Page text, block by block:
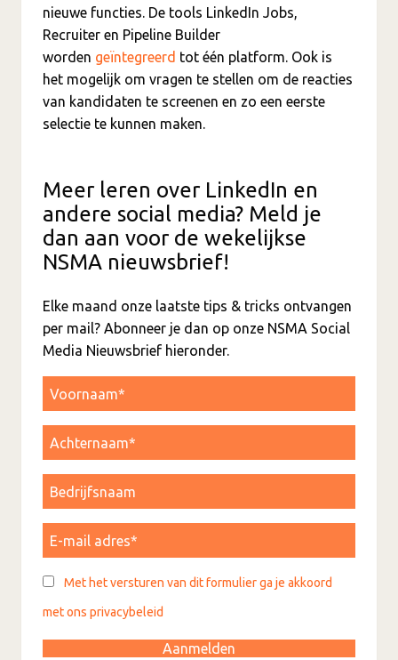
nieuwe functies. De tools LinkedIn Jobs,
Recruiter en Pipeline Builder
worden geïntegreerd tot één platform. Ook is
het mogelijk om vragen te stellen om de reacties
van kandidaten te screenen en zo een eerste
selectie te kunnen maken.
Meer leren over LinkedIn en
andere social media? Meld je
dan aan voor de wekelijkse
NSMA nieuwsbrief!
Elke maand onze laatste tips & tricks ontvangen
per mail? Abonneer je dan op onze NSMA Social
Media Nieuwsbrief hieronder.
Met het versturen van dit formulier ga je akkoord
met ons privacybeleid